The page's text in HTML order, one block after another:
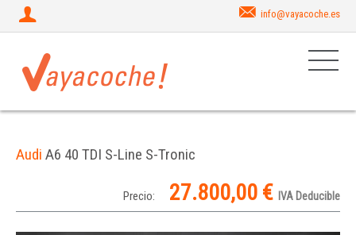
info@vayacoche.es
Audi A6 40 TDI S-Line S-Tronic
Precio: 27.800,00 € IVA Deducible